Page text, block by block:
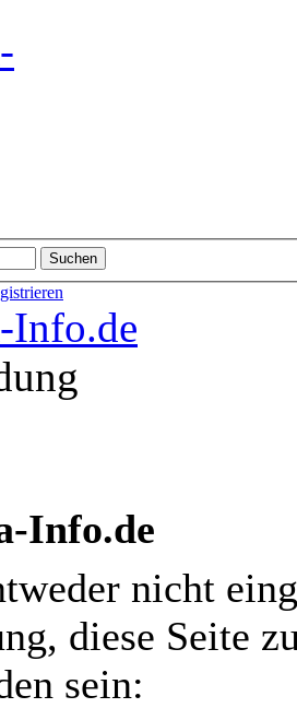
Info.de
Info.de
nicht
diese Seite
sein: